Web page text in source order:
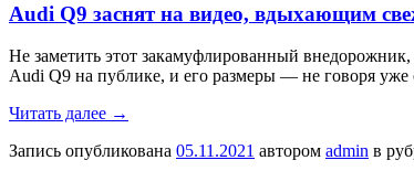
Audi Q9 заснят на видео, вдыхающим
Не заметить этот закамуфлированный
Audi Q9 на публике, и его размеры — не говоря
Читать далее →
Запись опубликована 05.11.2021 автором admin в